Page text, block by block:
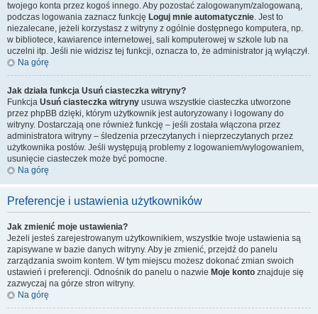
twojego konta przez kogoś innego. Aby pozostać zalogowanym/zalogowaną,
podczas logowania zaznacz funkcję Loguj mnie automatycznie. Jest to
niezalecane, jeżeli korzystasz z witryny z ogólnie dostępnego komputera, np.
w bibliotece, kawiarence internetowej, sali komputerowej w szkole lub na
uczelni itp. Jeśli nie widzisz tej funkcji, oznacza to, że administrator ją wyłączył.
Na górę
Jak działa funkcja Usuń ciasteczka witryny?
Funkcja Usuń ciasteczka witryny usuwa wszystkie ciasteczka utworzone
przez phpBB dzięki, którym użytkownik jest autoryzowany i logowany do
witryny. Dostarczają one również funkcję – jeśli została włączona przez
administratora witryny – śledzenia przeczytanych i nieprzeczytanych przez
użytkownika postów. Jeśli występują problemy z logowaniem/wylogowaniem,
usunięcie ciasteczek może być pomocne.
Na górę
Preferencje i ustawienia użytkowników
Jak zmienić moje ustawienia?
Jeżeli jesteś zarejestrowanym użytkownikiem, wszystkie twoje ustawienia są
zapisywane w bazie danych witryny. Aby je zmienić, przejdź do panelu
zarządzania swoim kontem. W tym miejscu możesz dokonać zmian swoich
ustawień i preferencji. Odnośnik do panelu o nazwie Moje konto znajduje się
zazwyczaj na górze stron witryny.
Na górę